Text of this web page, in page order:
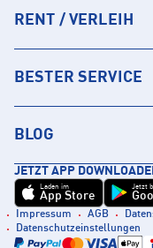
RENT / VERLEIH
BESTER SERVICE
BLOG
JETZT APP
Laden im
App Store
Jetzt
Impressum AGB
Datenschutzeinstellungen